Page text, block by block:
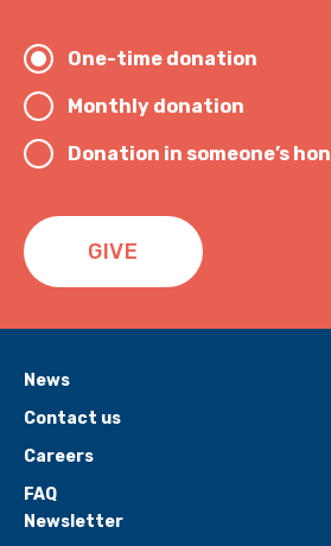
One-time donation
Monthly donation
Donation in someone’s
GIVE
Newsletter
News
Contact us
Careers
FAQ